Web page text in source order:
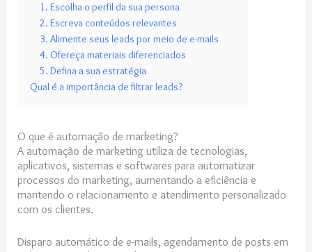
1. Escolha o perfil da sua persona
2. Escreva conteúdos relevantes
3. Alimente seus leads por meio de e-mails
4. Ofereça materiais diferenciados
5. Defina a sua estratégia
Qual é a importância de filtrar leads?
O que é automação de marketing?
A automação de marketing utiliza de tecnologias,
aplicativos, sistemas e softwares para automatizar
processos do marketing, aumentando a eficiência e
mantendo o relacionamento e atendimento personalizado
com os clientes.
Disparo automático de e-mails, agendamento de posts em